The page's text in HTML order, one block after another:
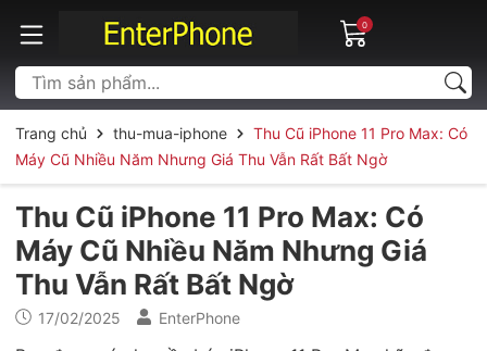
0
Trang chủ thu-mua-iphone
Thu Cũ iPhone 11 Pro Max: Có
Máy Cũ Nhiều Năm Nhưng Giá Thu Vẫn Rất Bất Ngờ
Thu Cũ iPhone 11 Pro Max: Có
Máy Cũ Nhiều Năm Nhưng Giá
Thu Vẫn Rất Bất Ngờ
17/02/2025 EnterPhone